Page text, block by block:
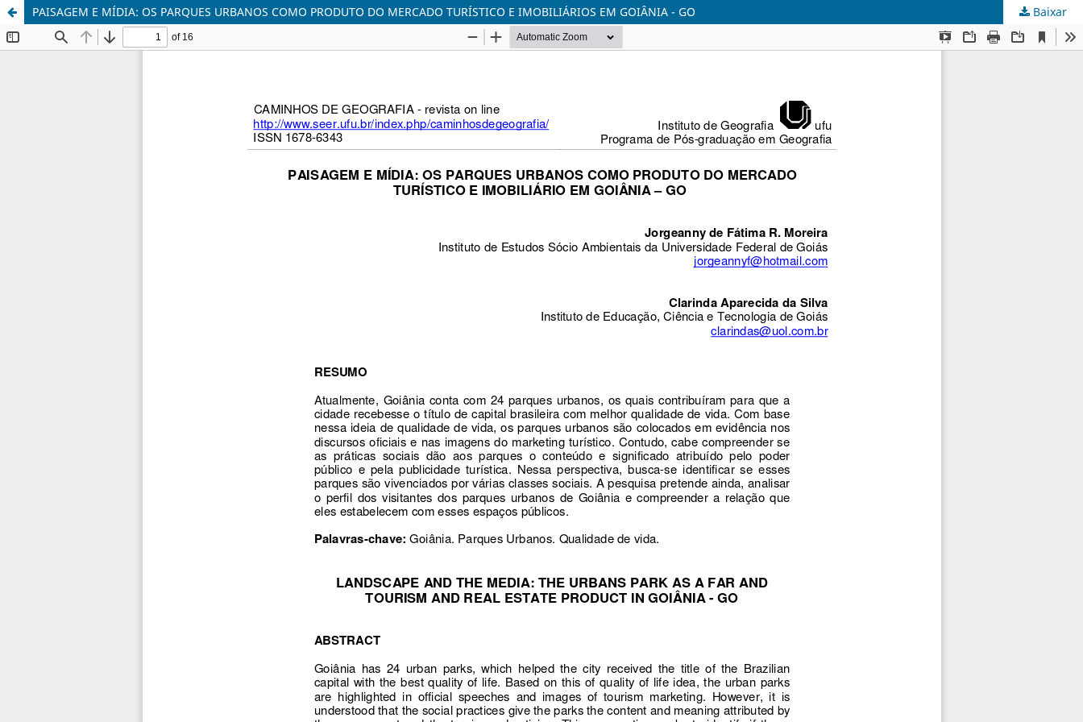
PAISAGEM E MÍDIA: OS PARQUES URBANOS COMO PRODUTO DO MERCADO TURÍSTICO E IMOBILIÁRIOS EM GOIÂNIA - GO Baixar